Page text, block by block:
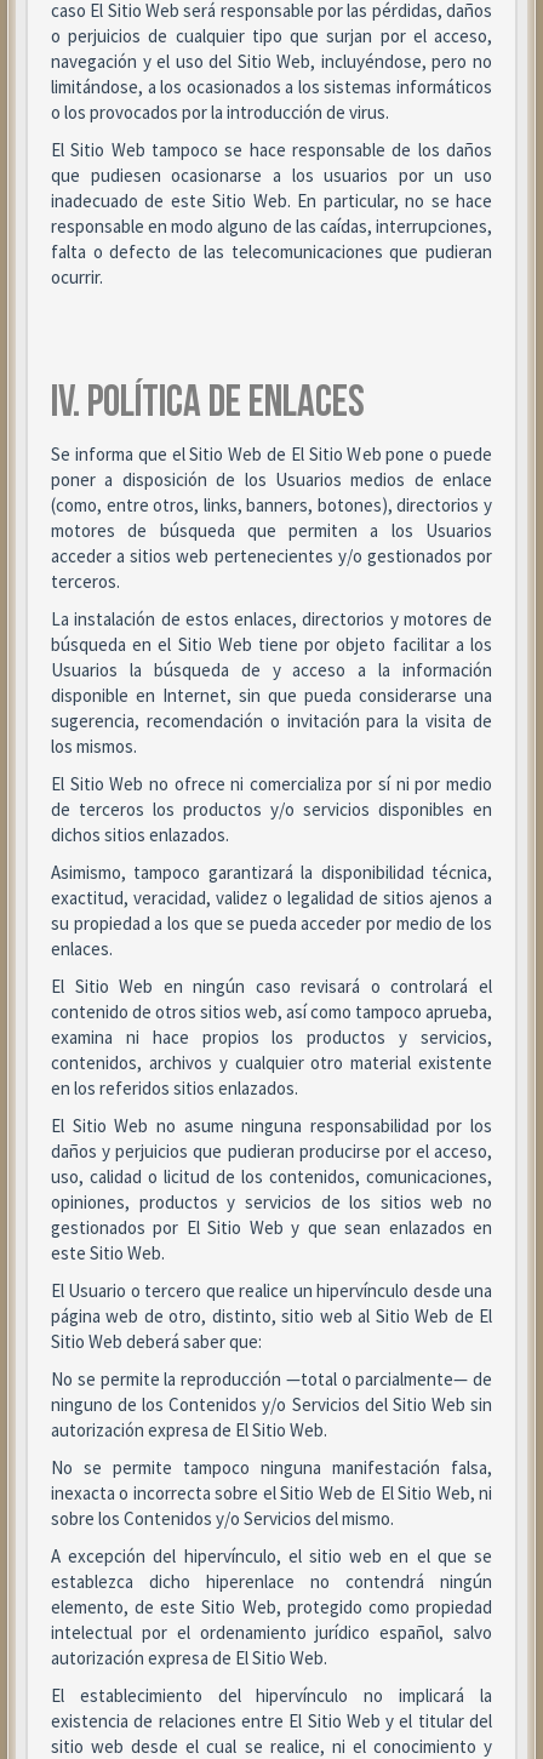
caso El Sitio Web será responsable por las pérdidas, daños
o perjuicios de cualquier tipo que surjan por el acceso,
navegación y el uso del Sitio Web, incluyéndose, pero no
limitándose, a los ocasionados a los sistemas informáticos
o los provocados por la introducción de virus.
El Sitio Web tampoco se hace responsable de los daños
que pudiesen ocasionarse a los usuarios por un uso
inadecuado de este Sitio Web. En particular, no se hace
responsable en modo alguno de las caídas, interrupciones,
falta o defecto de las telecomunicaciones que pudieran
ocurrir.
IV. POLÍTICA DE ENLACES
Se informa que el Sitio Web de El Sitio Web pone o puede
poner a disposición de los Usuarios medios de enlace
(como, entre otros, links, banners, botones), directorios y
motores de búsqueda que permiten a los Usuarios
acceder a sitios web pertenecientes y/o gestionados por
terceros.
La instalación de estos enlaces, directorios y motores de
búsqueda en el Sitio Web tiene por objeto facilitar a los
Usuarios la búsqueda de y acceso a la información
disponible en Internet, sin que pueda considerarse una
sugerencia, recomendación o invitación para la visita de
los mismos.
El Sitio Web no ofrece ni comercializa por sí ni por medio
de terceros los productos y/o servicios disponibles en
dichos sitios enlazados.
Asimismo, tampoco garantizará la disponibilidad técnica,
exactitud, veracidad, validez o legalidad de sitios ajenos a
su propiedad a los que se pueda acceder por medio de los
enlaces.
El Sitio Web en ningún caso revisará o controlará el
contenido de otros sitios web, así como tampoco aprueba,
examina ni hace propios los productos y servicios,
contenidos, archivos y cualquier otro material existente
en los referidos sitios enlazados.
El Sitio Web no asume ninguna responsabilidad por los
daños y perjuicios que pudieran producirse por el acceso,
uso, calidad o licitud de los contenidos, comunicaciones,
opiniones, productos y servicios de los sitios web no
gestionados por El Sitio Web y que sean enlazados en
este Sitio Web.
El Usuario o tercero que realice un hipervínculo desde una
página web de otro, distinto, sitio web al Sitio Web de El
Sitio Web deberá saber que:
No se permite la reproducción —total o parcialmente— de
ninguno de los Contenidos y/o Servicios del Sitio Web sin
autorización expresa de El Sitio Web.
No se permite tampoco ninguna manifestación falsa,
inexacta o incorrecta sobre el Sitio Web de El Sitio Web, ni
sobre los Contenidos y/o Servicios del mismo.
A excepción del hipervínculo, el sitio web en el que se
establezca dicho hiperenlace no contendrá ningún
elemento, de este Sitio Web, protegido como propiedad
intelectual por el ordenamiento jurídico español, salvo
autorización expresa de El Sitio Web.
El establecimiento del hipervínculo no implicará la
existencia de relaciones entre El Sitio Web y el titular del
sitio web desde el cual se realice, ni el conocimiento y